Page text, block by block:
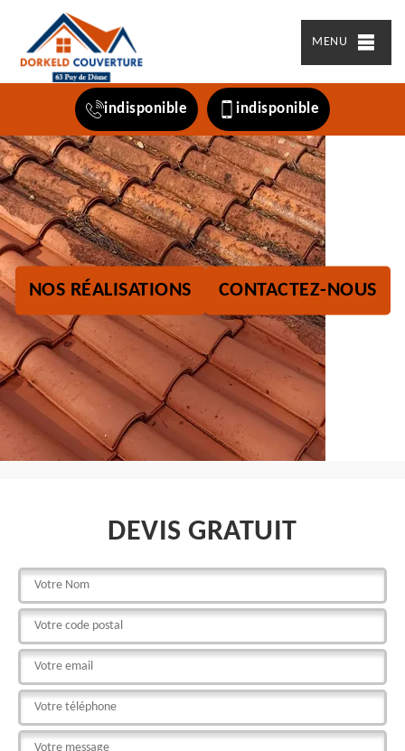
MENU
indisponible indisponible
NOS RÉALISATIONS CONTACTEZ-NOUS
DEVIS GRATUIT